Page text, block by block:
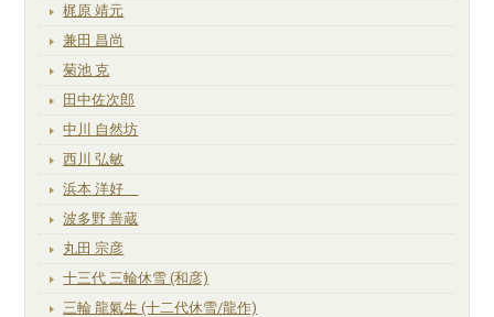
梶原 靖元
兼田 昌尚
菊池 克
田中佐次郎
中川 自然坊
西川 弘敏
浜本 洋好
波多野 善蔵
丸田 宗彦
十三代 三輪休雪 (和彦)
三輪 龍氣生 (十二代休雪/龍作)